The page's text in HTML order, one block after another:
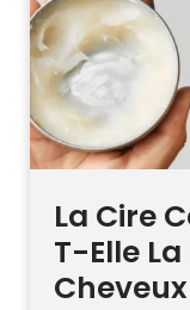
La Cire
T-Elle